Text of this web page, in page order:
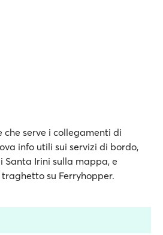
che serve i collegamenti di
info utili sui servizi di bordo,
Santa Irini sulla mappa, e
su Ferryhopper.